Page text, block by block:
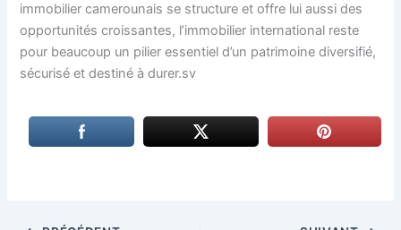
immobilier camerounais se structure et offre lui aussi des
opportunités croissantes, l’immobilier international reste
pour beaucoup un pilier essentiel d’un patrimoine diversifié,
sécurisé et destiné à durer.sv